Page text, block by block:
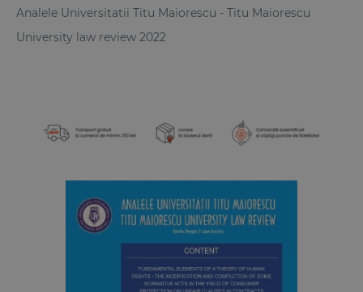
Analele Universitatii Titu Maiorescu - Titu Maiorescu
University law review 2022